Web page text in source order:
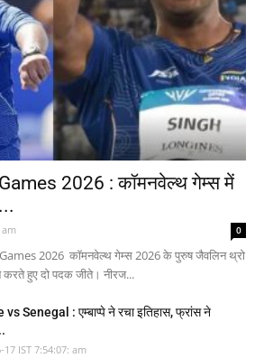
2026 : कॉमनवेल्थ गेम्स में
am 0
2026 कॉमनवेल्थ गेम्स 2026 के पुरुष जैवलिन थ्रो
करते हुए दो पदक जीते। नीरज...
Senegal : एम्बाप्पे ने रचा इतिहास, फ्रांस ने
17 IST 7:54:07: am